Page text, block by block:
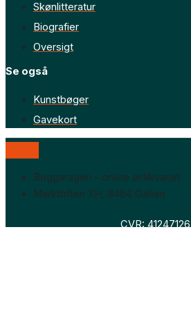
Skønlitteratur
Biografier
Oversigt
Se også
Kunstbøger
Gavekort
Boggaragen – online antikvariat
Marktoften 7H, 8464 Galten
CVR: 41247126